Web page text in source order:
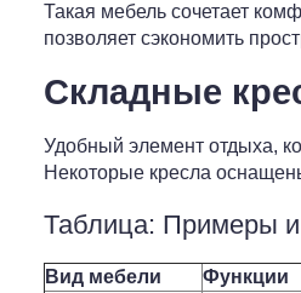
Такая мебель сочетает
позволяет сэкономить
Складные
Удобный элемент отдыха,
Некоторые кресла
Таблица: Примеры и
Вид мебели Функции